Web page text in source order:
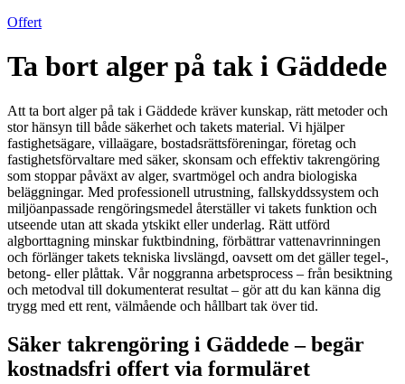
Offert
Ta bort alger på tak i Gäddede
Att ta bort alger på tak i Gäddede kräver kunskap, rätt metoder och
stor hänsyn till både säkerhet och takets material. Vi hjälper
fastighetsägare, villaägare, bostadsrättsföreningar, företag och
fastighetsförvaltare med säker, skonsam och effektiv takrengöring
som stoppar påväxt av alger, svartmögel och andra biologiska
beläggningar. Med professionell utrustning, fallskyddssystem och
miljöanpassade rengöringsmedel återställer vi takets funktion och
utseende utan att skada ytskikt eller underlag. Rätt utförd
algborttagning minskar fuktbindning, förbättrar vattenavrinningen
och förlänger takets tekniska livslängd, oavsett om det gäller tegel-,
betong- eller plåttak. Vår noggranna arbetsprocess – från besiktning
och metodval till dokumenterat resultat – gör att du kan känna dig
trygg med ett rent, välmående och hållbart tak över tid.
Säker takrengöring i Gäddede – begär
kostnadsfri offert via formuläret